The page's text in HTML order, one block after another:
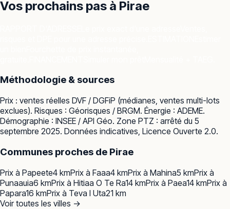
Vos prochains pas à Pirae
Méthodologie & sources
Prix : ventes réelles DVF / DGFiP (médianes, ventes multi-lots
exclues). Risques : Géorisques / BRGM. Énergie : ADEME.
Démographie : INSEE / API Géo. Zone PTZ : arrêté du 5
septembre 2025. Données indicatives, Licence Ouverte 2.0.
Communes proches de Pirae
Prix à Papeete4 kmPrix à Faaa4 kmPrix à Mahina5 kmPrix à
Punaauia6 kmPrix à Hitiaa O Te Ra14 kmPrix à Paea14 kmPrix à
Papara16 kmPrix à Teva I Uta21 km
Voir toutes les villes →